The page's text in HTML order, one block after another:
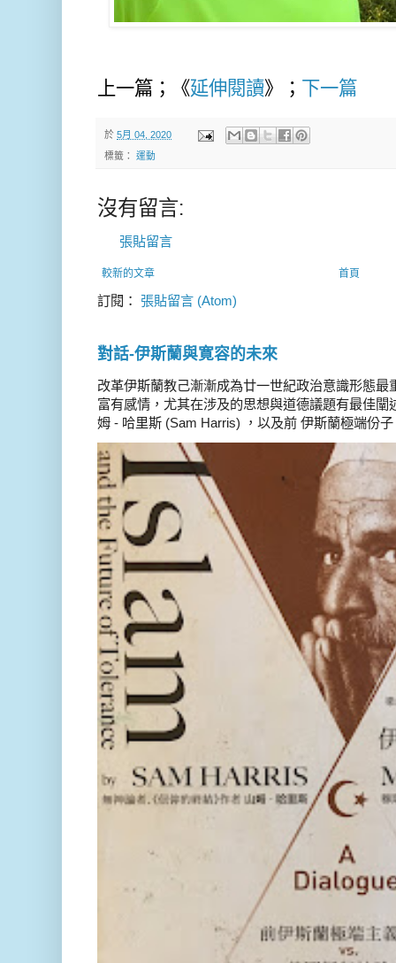
上一篇；《延伸閱讀》； 下一篇
於 5月 04, 2020
標籤： 運動
沒有留言:
張貼留言
較新的文章 首頁
訂閱： 張貼留言 (Atom)
對話-伊斯蘭與寛容的未來
改革伊斯蘭教己漸漸成為廿一世紀政治意識形態
富有感情，尤其在涉及的思想與道德議題有最佳
姆 - 哈里斯 (Sam Harris) ，以及前 伊斯蘭極端份